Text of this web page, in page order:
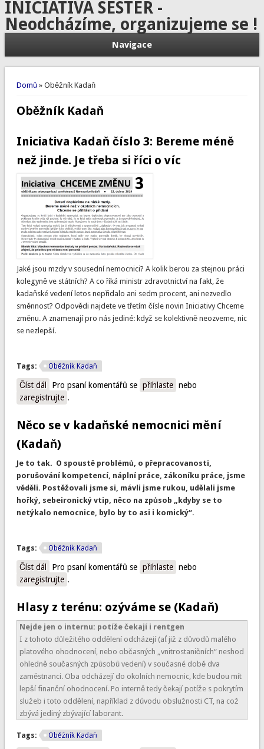
INICIATIVA SESTER -
Neodcházíme, organizujeme se !
Navigace
Jste zde
Domů» Oběžník Kadaň
Oběžník Kadaň
Iniciativa Kadaň číslo 3: Bereme méně
než jinde. Je třeba si říci o víc
Jaké jsou mzdy v sousední nemocnici? A kolik berou za stejnou práci
kolegyně ve státních? A co říká ministr zdravotnictví na fakt, že
kadaňské vedení letos nepřidalo ani sedm procent, ani nezvedlo
směnnost? Odpovědi najdete ve třetím čísle novin Iniciativy Chceme
změnu. A znamenají pro nás jediné: když se kolektivně neozveme, nic
se nezlepší.
Tags: Oběžník Kadaň
Číst dálIniciativa Kadaň číslo 3: Bereme méně než jinde. Je třeba si
říci o víc
Pro psaní komentářů se přihlaste nebo
zaregistrujte .
Něco se v kadaňské nemocnici mění
(Kadaň)
Je to tak. O spoustě problémů, o přepracovanosti,
porušování kompetencí, náplní práce, zákoníku práce, jsme
věděli. Postěžovali jsme si, mávli jsme rukou, udělali jsme
hořký, sebeironický vtip, něco na způsob „kdyby se to
netýkalo nemocnice, bylo by to asi i komický“.
Tags: Oběžník Kadaň
Číst dálNěco se v kadaňské nemocnici mění (Kadaň)
Pro psaní komentářů se přihlaste nebo
zaregistrujte .
Hlasy z terénu: ozýváme se (Kadaň)
Nejde jen o internu: potíže čekají i rentgen
I z tohoto důležitého oddělení odcházejí (ať již z důvodů malého
platového ohodnocení, nebo občasných „vnitrostaničních“ neshod
ohledně současných způsobů vedení) v současné době dva
zaměstnanci. Oba odcházejí do okolních nemocnic, kde budou mít
lepší finanční ohodnocení. Po interně tedy čekají potíže s pokrytím
služeb i toto oddělení, například z důvodu obslužnosti CT, na což
zbývá jediný zbývající laborant.
Tags: Oběžník Kadaň